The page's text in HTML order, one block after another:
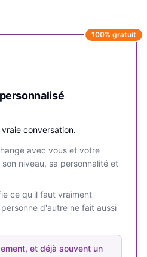
100% gratuit
conversation.
avec vous et votre
niveau, sa personnalité et
ce qu'il faut vraiment
d'autre ne fait aussi
et déjà souvent un